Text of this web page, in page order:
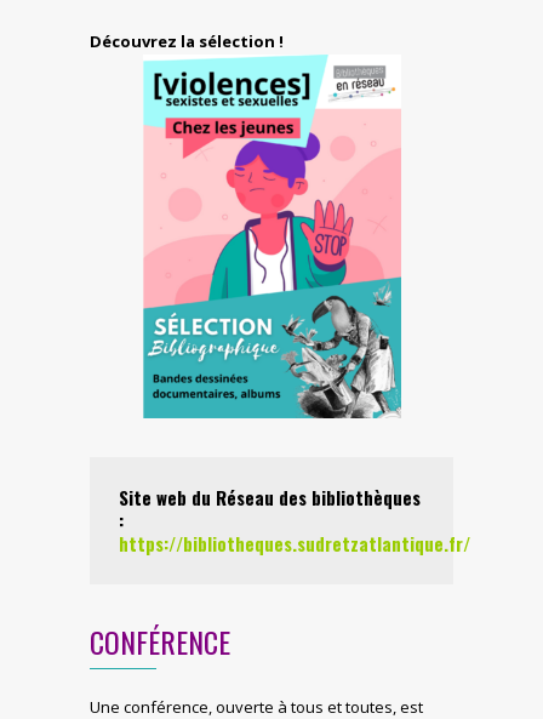
Découvrez la sélection !
Site web du Réseau des bibliothèques
:
https://bibliotheques.sudretzatlantique.fr/
CONFÉRENCE
Une conférence, ouverte à tous et toutes, est